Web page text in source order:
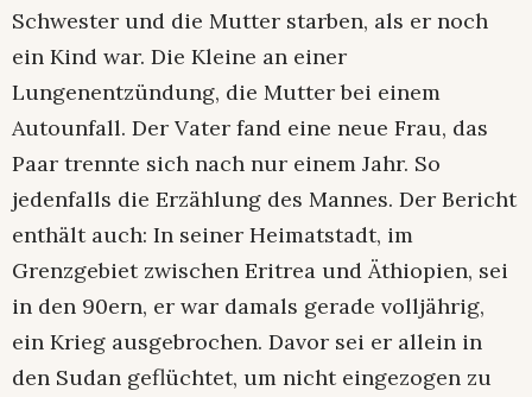
Schwester und die Mutter starben, als er noch
ein Kind war. Die Kleine an einer
Lungenentzündung, die Mutter bei einem
Autounfall. Der Vater fand eine neue Frau, das
Paar trennte sich nach nur einem Jahr. So
jedenfalls die Erzählung des Mannes. Der Bericht
enthält auch: In seiner Heimatstadt, im
Grenzgebiet zwischen Eritrea und Äthiopien, sei
in den 90ern, er war damals gerade volljährig,
ein Krieg ausgebrochen. Davor sei er allein in
den Sudan geflüchtet, um nicht eingezogen zu